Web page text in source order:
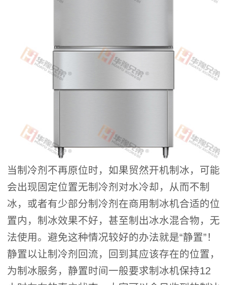
当制冷剂不再原位时，如果贸然开机制冰，可能
会出现固定位置无制冷剂对水冷却，从而不制
冰，或者有少部分制冷剂在商用制冰机合适的位
置内，制冰效果不好，甚至制出冰水混合物，无
法使用。避免这种情况较好的办法就是“静置”！
静置以让制冷剂回流，回到其应该存在的位置，
为制冰服务，静置时间一般要求制冰机保持12